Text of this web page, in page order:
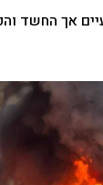
אך החשד